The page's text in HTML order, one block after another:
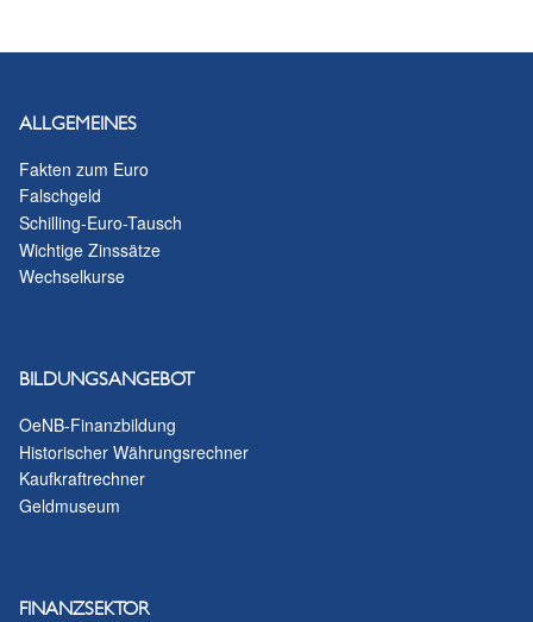
ALLGEMEINES
Fakten zum Euro
Falschgeld
Schilling-Euro-Tausch
Wichtige Zinssätze
Wechselkurse
BILDUNGSANGEBOT
OeNB-Finanzbildung
Historischer Währungsrechner
Kaufkraftrechner
Geldmuseum
FINANZSEKTOR